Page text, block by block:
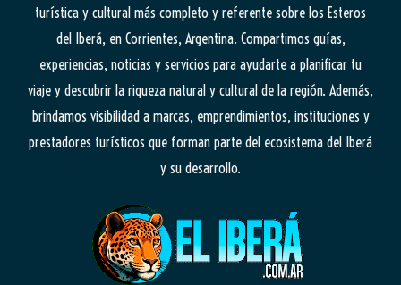
turística y cultural más completo y referente sobre los Esteros
del Iberá, en Corrientes, Argentina. Compartimos guías,
experiencias, noticias y servicios para ayudarte a planificar tu
viaje y descubrir la riqueza natural y cultural de la región. Además,
brindamos visibilidad a marcas, emprendimientos, instituciones y
prestadores turísticos que forman parte del ecosistema del Iberá
y su desarrollo.